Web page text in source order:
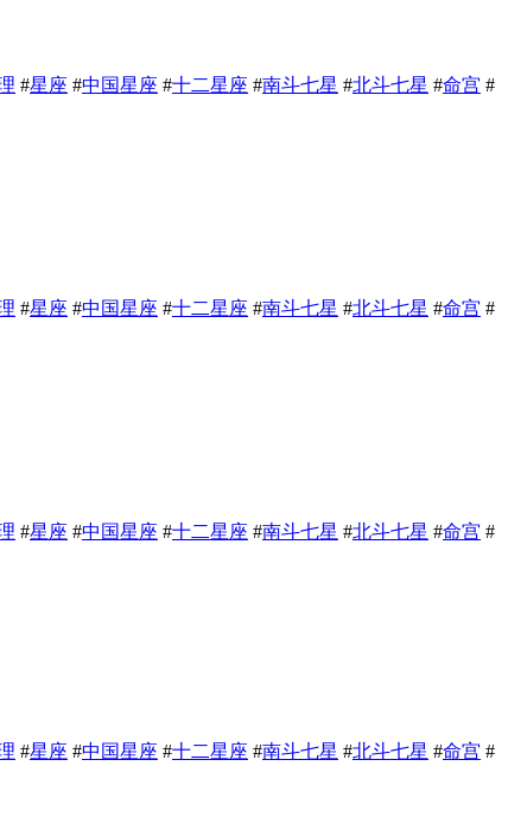
#星座 #中国星座 #十二星座 #南斗七星 #北斗七星 #命宫 #
#星座 #中国星座 #十二星座 #南斗七星 #北斗七星 #命宫 #
#星座 #中国星座 #十二星座 #南斗七星 #北斗七星 #命宫 #
#星座 #中国星座 #十二星座 #南斗七星 #北斗七星 #命宫 #